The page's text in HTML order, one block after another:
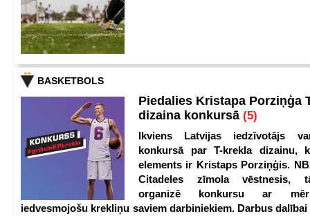
BASKETBOLS
Piedalies Kristapa Porziņģa
dizaina konkursā (5)
Ikviens Latvijas iedzīvotājs
konkursā par T-krekla dizainu,
elements ir Kristaps Porziņģis.
Citadeles zīmola vēstnesis,
organizē konkursu ar
iedvesmojošu krekliņu saviem darbiniekiem. Darbus